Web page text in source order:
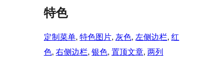
特色
定制菜单, 特色图片, 灰色, 左侧边栏, 红
色, 右侧边栏, 银色, 置顶文章, 两列